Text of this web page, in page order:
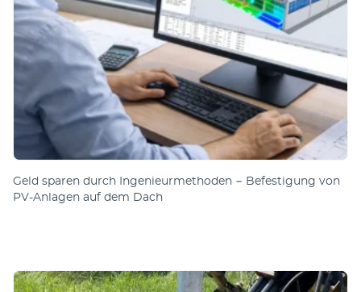
Geld sparen durch Ingenieurmethoden − Befestigung von
PV-Anlagen auf dem Dach